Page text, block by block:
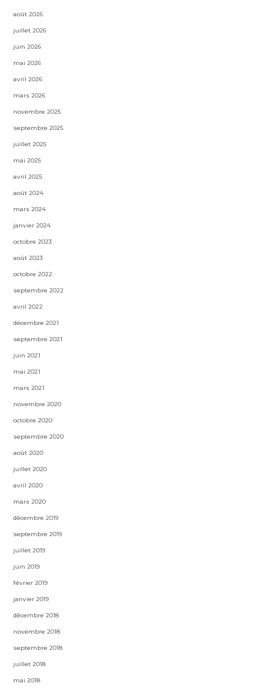
août 2026
juillet 2026
juin 2026
mai 2026
avril 2026
mars 2026
novembre 2025
septembre 2025
juillet 2025
mai 2025
avril 2025
août 2024
mars 2024
janvier 2024
octobre 2023
août 2023
octobre 2022
septembre 2022
avril 2022
décembre 2021
septembre 2021
juin 2021
mai 2021
mars 2021
novembre 2020
octobre 2020
septembre 2020
août 2020
juillet 2020
avril 2020
mars 2020
décembre 2019
septembre 2019
juillet 2019
juin 2019
février 2019
janvier 2019
décembre 2018
novembre 2018
septembre 2018
juillet 2018
mai 2018